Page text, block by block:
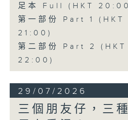
足本 Full (HKT
第一部份 Part 1
21:00)
第二部份 Part 2
22:00)
29/07/2026
三個朋友仔，三